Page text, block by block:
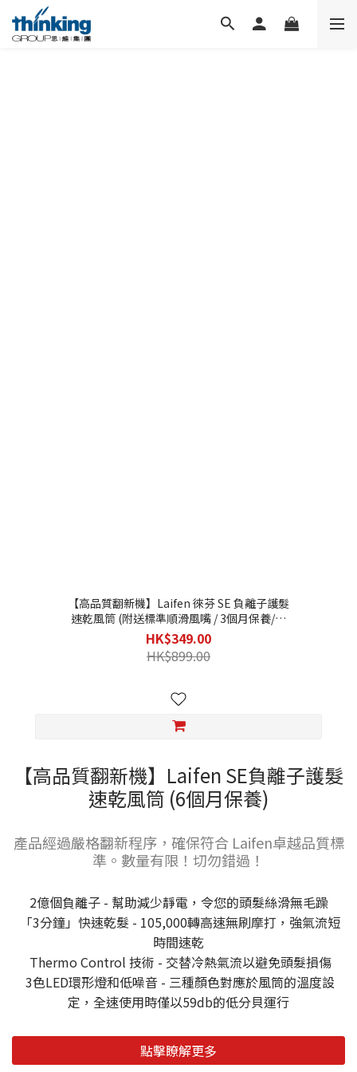
【高品質翻新機】Laifen 徠芬 SE 負離子護髮
速乾風筒 (附送標準順滑風嘴 / 3個月保養/不
連原包裝盒)
HK$349.00
HK$899.00
【高品質翻新機】Laifen SE負離子護髮
速乾風筒 (6個月保養)
產品經過嚴格翻新程序，確保符合 Laifen卓越品質標
準。數量有限！切勿錯過！
2億個負離子 - 幫助減少靜電，令您的頭髮絲滑無毛躁
「3分鐘」快速乾髮 - 105,000轉高速無刷摩打，強氣流短
時間速乾
Thermo Control 技術 - 交替冷熱氣流以避免頭髮損傷
3色LED環形燈和低噪音 - 三種顏色對應於風筒的溫度設
定，全速使用時僅以59db的低分貝運行
點擊瞭解更多